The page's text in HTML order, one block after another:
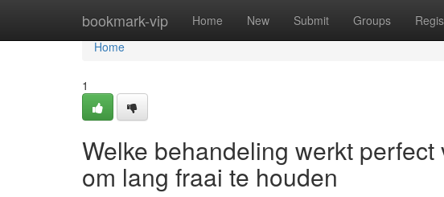
bookmark-vip Home New Submit Groups
Home
Home
1
Welke behandeling werkt
om lang fraai te houden